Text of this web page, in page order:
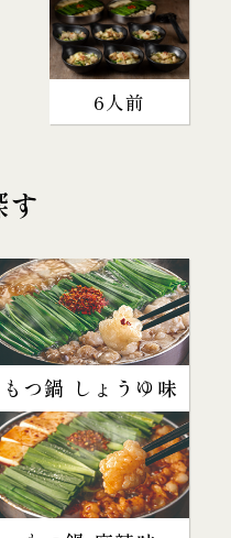
6人前
もつ鍋 しょうゆ味